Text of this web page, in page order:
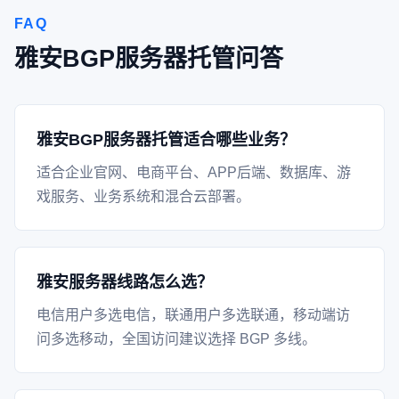
FAQ
雅安BGP服务器托管问答
雅安BGP服务器托管适合哪些业务？
适合企业官网、电商平台、APP后端、数据库、游
戏服务、业务系统和混合云部署。
雅安服务器线路怎么选？
电信用户多选电信，联通用户多选联通，移动端访
问多选移动，全国访问建议选择 BGP 多线。